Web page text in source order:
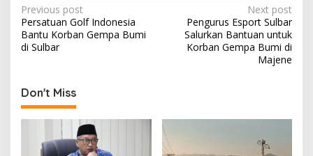
P
o
s
n
a
Previous post
Persatuan Golf Indonesia
Bantu Korban Gempa Bumi
di Sulbar
Next post
Pengurus Esport Sulbar
Salurkan Bantuan untuk
Korban Gempa Bumi di
Majene
Don't Miss